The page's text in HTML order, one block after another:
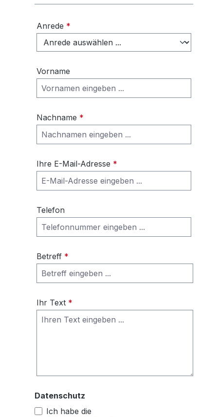
Anrede *
Vorname
Nachname *
Ihre E-Mail-Adresse *
Telefon
Betreff *
Ihr Text *
Datenschutz
Ich habe die